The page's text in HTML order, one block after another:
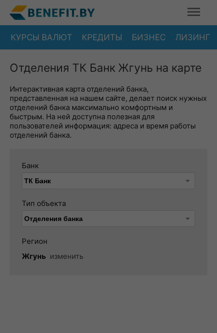
КУРСЫ ВАЛЮТ КРЕДИТЫ БИЗНЕС ЛИЗИНГ
Отделения ТК Банк Жгунь на карте
Интерактивная карта отделений банка,
представленная на нашем сайте, делает поиск нужных
отделений банка максимально комфортным и
быстрым. На ней доступна полезная для
пользователей информация: адреса и время работы
отделений банка.
Банк
Тип объекта
Регион
Жгунь изменить